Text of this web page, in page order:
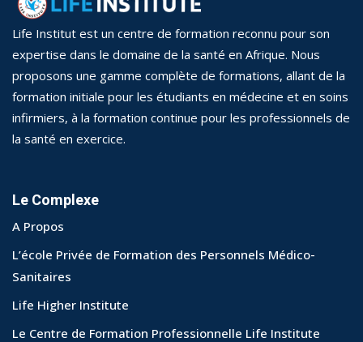
Life Institut est un centre de formation reconnu pour son
expertise dans le domaine de la santé en Afrique. Nous
proposons une gamme complète de formations, allant de la
formation initiale pour les étudiants en médecine et en soins
infirmiers, à la formation continue pour les professionnels de
la santé en exercice.
Le Complexe
A Propos
L’école Privée de Formation des Personnels Médico-
Sanitaires
Life Higher Institute
Le Centre de Formation Professionnelle Life Institute